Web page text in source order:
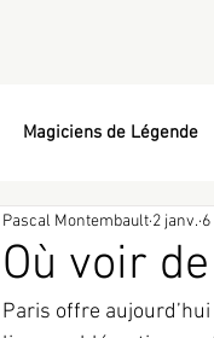
Magiciens de Légende
Où voir
Pascal Montembault 2 janv.
Paris offre